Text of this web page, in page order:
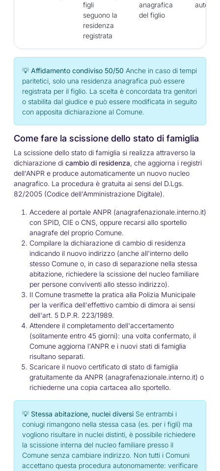
figli
seguono la
residenza
registrata
anagrafica
del figlio
💡 Affidamento condiviso 50/50 Anche in caso di tempi
paritetici, solo una residenza anagrafica può essere
registrata per il figlio. La scelta è concordata tra genitori
o stabilita dal giudice e può essere modificata in seguito
con apposita dichiarazione al Comune.
Come fare la scissione dello stato di famiglia
La scissione dello stato di famiglia si realizza attraverso la
dichiarazione di cambio di residenza, che aggiorna i registri
dell'ANPR e produce automaticamente un nuovo nucleo
anagrafico. La procedura è gratuita ai sensi del D.Lgs.
82/2005 (Codice dell'Amministrazione Digitale).
Accedere al portale ANPR (anagrafenazionale.interno.it)
con SPID, CIE o CNS, oppure recarsi allo sportello
anagrafe del proprio Comune.
Compilare la dichiarazione di cambio di residenza
indicando il nuovo indirizzo (anche all'interno dello
stesso Comune o, in caso di separazione nella stessa
abitazione, richiedere la scissione del nucleo familiare
per persone conviventi allo stesso indirizzo).
Il Comune trasmette la pratica alla Polizia Municipale
per la verifica dell'effettivo cambio di dimora ai sensi
dell'art. 5 D.P.R. 223/1989.
Attendere il completamento dell'accertamento
(solitamente entro 45 giorni): una volta confermato, il
Comune aggiorna l'ANPR e i nuovi stati di famiglia
risultano separati.
Scaricare il nuovo certificato di stato di famiglia
gratuitamente da ANPR (anagrafenazionale.interno.it) o
richiederne una copia cartacea allo sportello.
💡 Stessa abitazione, nuclei diversi Se entrambi i
coniugi rimangono nella stessa casa (es. per i figli) ma
vogliono risultare in nuclei distinti, è possibile richiedere
la scissione interna del nucleo familiare presso il
Comune senza cambiare indirizzo. Non tutti i Comuni
accettano questa procedura autonomamente: verificare